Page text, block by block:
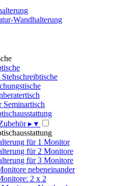
Wandhalterung
Seminartisch
▸ ▾
für 1 Monitor
für 2 Monitore
für 3 Monitore
nebeneinander
2 x 2